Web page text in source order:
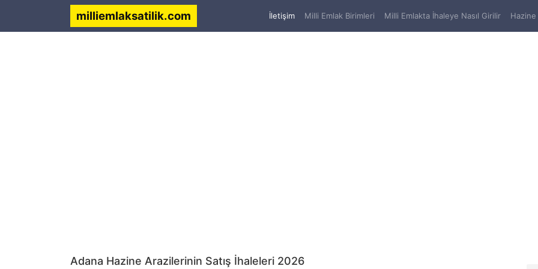
milliemlaksatilik.com İletişim(current)
Milli Emlak Birimleri Milli Emlakta İhaleye Nasıl Girilir
Adana Hazine Arazilerinin Satış İhaleleri 2026